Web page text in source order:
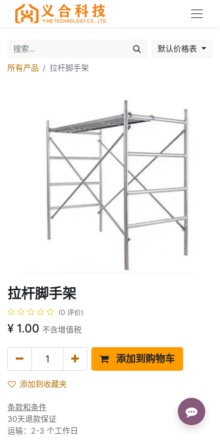
默认价格表
所有产品
拉杆脚手架
拉杆脚手架
(0 评价)
¥ 1.00 不含增值税
添加到购物车
添加到收藏夹
条款和条件
30天退款保证
运输：2-3 个工作日